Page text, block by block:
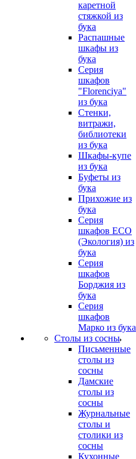
каретной
стяжкой из
бука
Распашные
шкафы из
бука
Серия
шкафов
"Florenciya"
из бука
Стенки,
витражи,
библиотеки
из бука
Шкафы-купе
из бука
Буфеты из
бука
Прихожие из
бука
Серия
шкафов ECO
(Экология) из
бука
Серия
шкафов
Борджия из
бука
Серия
шкафов
Марко из бука
Столы из сосны
Письменные
столы из
сосны
Дамские
столы из
сосны
Журнальные
столы и
столики из
сосны
Кухонные